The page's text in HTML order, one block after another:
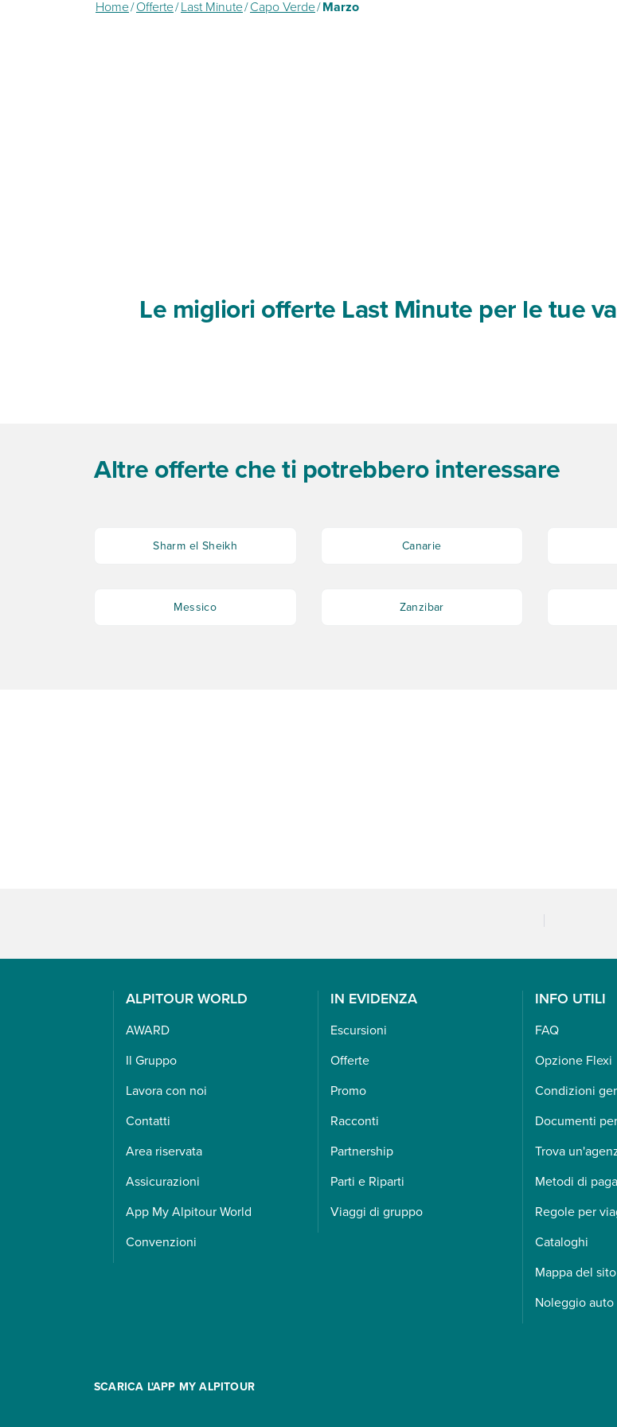
Home/Offerte/Last Minute/Capo Verde/Marzo
Le migliori offerte Last Minute per le tue
Altre offerte che ti potrebbero interessare
Sharm el Sheikh Canarie
Messico Zanzibar
ALPITOUR WORLD
AWARD
Il Gruppo
Lavora con noi
Contatti
Area riservata
Assicurazioni
App My Alpitour World
Convenzioni
IN EVIDENZA
Escursioni
Offerte
Promo
Racconti
Partnership
Parti e Riparti
Viaggi di gruppo
INFO UTILI
FAQ
Opzione Flexi
Condizioni
Documenti
Trova
Metodi di
Regole per
Cataloghi
Mappa del sito
Noleggio auto
SCARICA L'APP MY ALPITOUR